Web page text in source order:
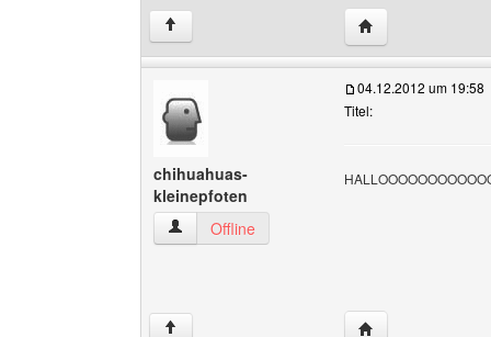
↑ Website dieses
chihuahuas-
kleinepfoten
chihuahuas-kleinepfoten Benutzer-Profile
Offline
04.12.2012 um 19:58
Titel:
↑ Website dieses